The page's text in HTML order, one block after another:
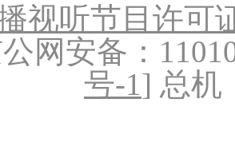
视听节目许可
网安备：
号-1] 总机